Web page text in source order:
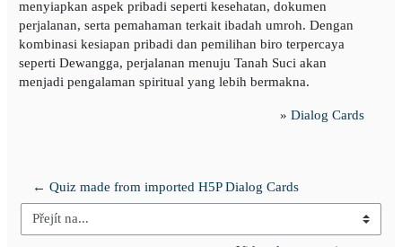
menyiapkan aspek pribadi seperti kesehatan, dokumen
perjalanan, serta pemahaman terkait ibadah umroh. Dengan
kombinasi kesiapan pribadi dan pemilihan biro terpercaya
seperti Dewangga, perjalanan menuju Tanah Suci akan
menjadi pengalaman spiritual yang lebih bermakna.
» Dialog Cards
← Quiz made from imported H5P Dialog Cards
Přejít na...